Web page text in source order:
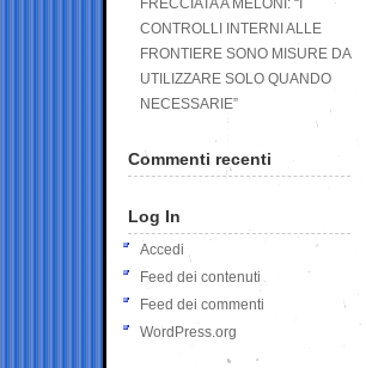
FRECCIATA A MELONI: “I
CONTROLLI INTERNI ALLE
FRONTIERE SONO MISURE DA
UTILIZZARE SOLO QUANDO
NECESSARIE”
Commenti recenti
Log In
Accedi
Feed dei contenuti
Feed dei commenti
WordPress.org